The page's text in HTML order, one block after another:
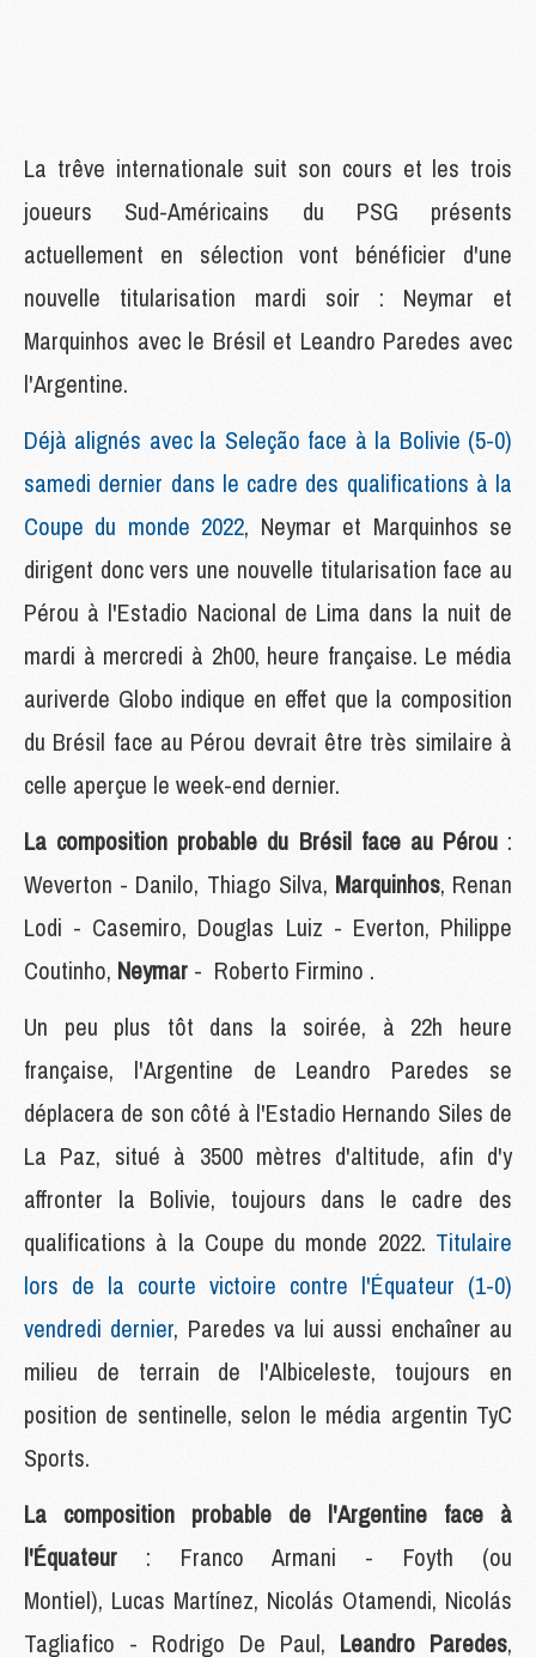
La trêve internationale suit son cours et les trois
joueurs Sud-Américains du PSG présents
actuellement en sélection vont bénéficier d'une
nouvelle titularisation mardi soir : Neymar et
Marquinhos avec le Brésil et Leandro Paredes avec
l'Argentine.
Déjà alignés avec la Seleção face à la Bolivie (5-0)
samedi dernier dans le cadre des qualifications à la
Coupe du monde 2022, Neymar et Marquinhos se
dirigent donc vers une nouvelle titularisation face au
Pérou à l'Estadio Nacional de Lima dans la nuit de
mardi à mercredi à 2h00, heure française. Le média
auriverde Globo indique en effet que la composition
du Brésil face au Pérou devrait être très similaire à
celle aperçue le week-end dernier.
La composition probable du Brésil face au Pérou:
Weverton - Danilo, Thiago Silva, Marquinhos, Renan
Lodi - Casemiro, Douglas Luiz - Everton, Philippe
Coutinho, Neymar - Roberto Firmino .
Un peu plus tôt dans la soirée, à 22h heure
française, l'Argentine de Leandro Paredes se
déplacera de son côté à l'Estadio Hernando Siles de
La Paz, situé à 3500 mètres d'altitude, afin d'y
affronter la Bolivie, toujours dans le cadre des
qualifications à la Coupe du monde 2022. Titulaire
lors de la courte victoire contre l'Équateur (1-0)
vendredi dernier, Paredes va lui aussi enchaîner au
milieu de terrain de l'Albiceleste, toujours en
position de sentinelle, selon le média argentin TyC
Sports.
La composition probable de l'Argentine face à
l'Équateur : Franco Armani - Foyth (ou
Montiel), Lucas Martínez, Nicolás Otamendi, Nicolás
Tagliafico - Rodrigo De Paul, Leandro Paredes,